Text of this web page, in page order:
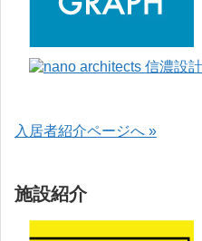
入居者紹介ページへ »
施設紹介